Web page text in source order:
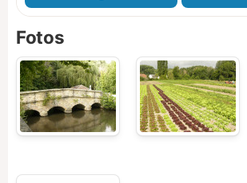
Fotos